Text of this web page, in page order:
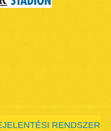
RENDSZER